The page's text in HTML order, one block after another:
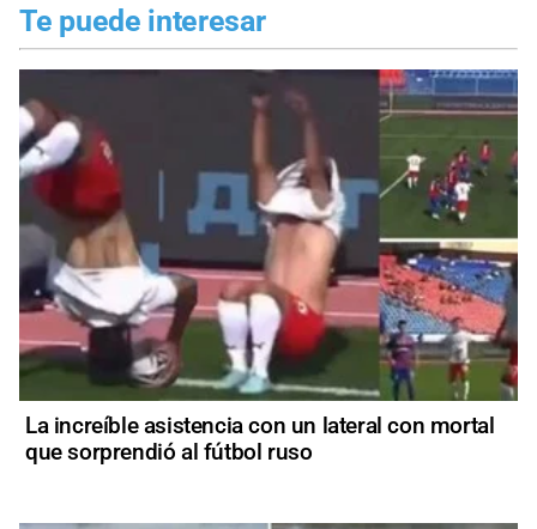
Te puede interesar
La increíble asistencia con un lateral con mortal
que sorprendió al fútbol ruso